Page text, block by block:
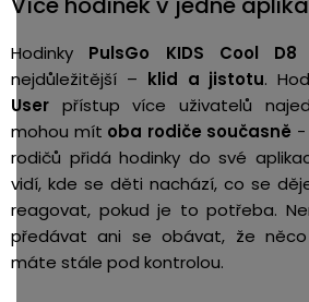
Hodinky PulsGo KIDS Cool D8
nejdůležitější – klid a jistotu.
User přístup více uživatelů
mohou mít oba rodiče současně -
rodičů přidá hodinky do své
vidí, kde se děti nachází, co se
reagovat, pokud je to potřeba.
předávat ani se obávat, že
máte stále pod kontrolou.